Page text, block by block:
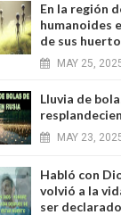
En la región
humanoides
de sus
MAY 25,
Lluvia de
MAY 23,
Habló con
volvió a la
ser